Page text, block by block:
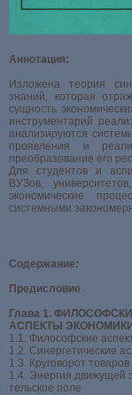
Аннотация:
Изложена теория
знаний, которая
сущность
инструментарий
анализируются
проявления и
преобразование его
Для студентов и
ВУЗов,
экономические
системными
Содержание:
Предисловие
Глава 1.
АСПЕКТЫ ЭКОНОМИКИ
1.1. Философские
1.2. Синергетические
1.3. Круговорот
1.4. Энергия движущей
тельское поле